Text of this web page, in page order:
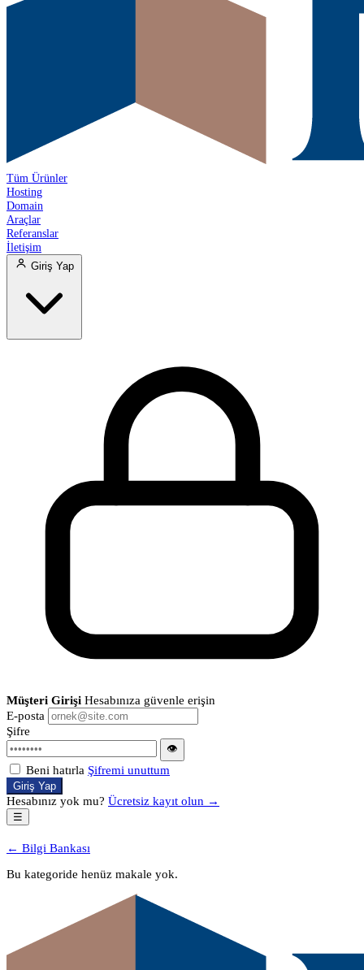
Tüm Ürünler
Hosting
Domain
Araçlar
Referanslar
İletişim
Giriş Yap
Müşteri Girişi Hesabınıza güvenle erişin
E-posta
Şifre
👁
Beni hatırla Şifremi unuttum
Giriş Yap
Hesabınız yok mu? Ücretsiz kayıt olun →
☰
← Bilgi Bankası
Bu kategoride henüz makale yok.